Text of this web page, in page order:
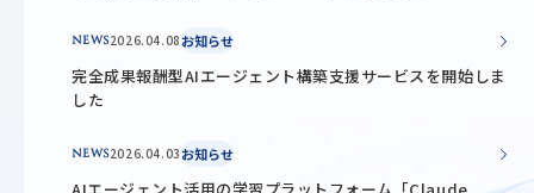
NEWS2026.04.08お知らせ
完全成果報酬型AIエージェント構築支援サービスを開始しま
した
NEWS2026.04.03お知らせ